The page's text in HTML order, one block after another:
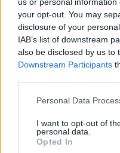
your opt-out. You may
disclosure of your
IAB’s list of downstream
also be disclosed by us to
Downstream Participants
Personal Data
I want to opt-out of
personal data.
Opted In